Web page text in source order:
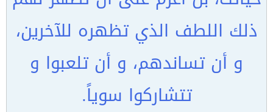
ذلك اللطف الذي تظهره للآخرين،
و أن تساندهم، و أن تلعبوا و
تتشاركوا سوياً.